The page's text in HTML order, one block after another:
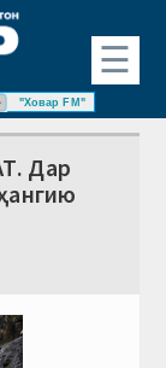
☰
"Ховар FM"
Дар